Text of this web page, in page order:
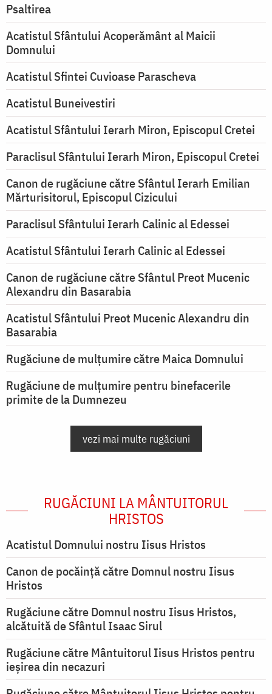
Psaltirea
Acatistul Sfântului Acoperământ al Maicii
Domnului
Acatistul Sfintei Cuvioase Parascheva
Acatistul Buneivestiri
Acatistul Sfântului Ierarh Miron, Episcopul Cretei
Paraclisul Sfântului Ierarh Miron, Episcopul Cretei
Canon de rugăciune către Sfântul Ierarh Emilian
Mărturisitorul, Episcopul Cizicului
Paraclisul Sfântului Ierarh Calinic al Edessei
Acatistul Sfântului Ierarh Calinic al Edessei
Canon de rugăciune către Sfântul Preot Mucenic
Alexandru din Basarabia
Acatistul Sfântului Preot Mucenic Alexandru din
Basarabia
Rugăciune de mulţumire către Maica Domnului
Rugăciune de mulțumire pentru binefacerile
primite de la Dumnezeu
vezi mai multe rugăciuni
RUGĂCIUNI LA MÂNTUITORUL
HRISTOS
Acatistul Domnului nostru Iisus Hristos
Canon de pocăință către Domnul nostru Iisus
Hristos
Rugăciune către Domnul nostru Iisus Hristos,
alcătuită de Sfântul Isaac Sirul
Rugăciune către Mântuitorul Iisus Hristos pentru
ieşirea din necazuri